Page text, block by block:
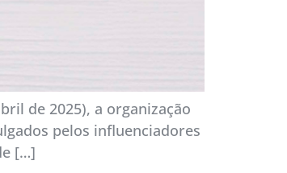
de 2025), a organização
pelos influenciadores
[…]